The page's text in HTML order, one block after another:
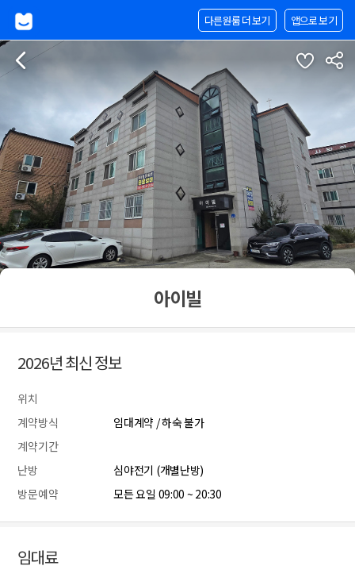
앱으로 보기
다른원룸 더 보기
아이빌
2026년 최신 정보
위치
계약방식
임대계약 / 하숙 불가
계약기간
난방
심야전기 (개별난방)
방문예약
모든 요일 09:00 ~ 20:30
임대료